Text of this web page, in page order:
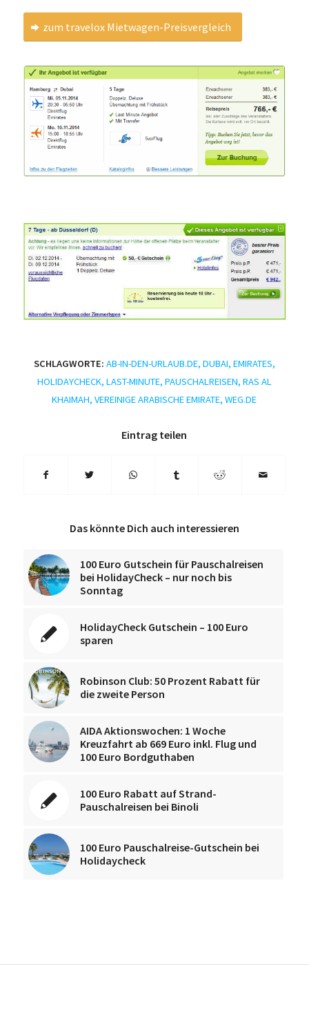
zum travelox Mietwagen-Preisvergleich
SCHLAGWORTE: AB-IN-DEN-URLAUB.DE, DUBAI, EMIRATES,
HOLIDAYCHECK, LAST-MINUTE, PAUSCHALREISEN, RAS AL
KHAIMAH,VEREINIGE ARABISCHE EMIRATE,WEG.DE
Eintrag teilen
Das könnte Dich auch interessieren
100 Euro Gutschein für Pauschalreisen
bei HolidayCheck – nur noch bis
Sonntag
HolidayCheck Gutschein – 100 Euro
sparen
Robinson Club: 50 Prozent Rabatt für
die zweite Person
AIDA Aktionswochen: 1 Woche
Kreuzfahrt ab 669 Euro inkl. Flug und
100 Euro Bordguthaben
100 Euro Rabatt auf Strand-
Pauschalreisen bei Binoli
100 Euro Pauschalreise-Gutschein bei
Holidaycheck